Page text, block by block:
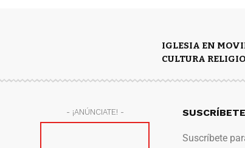
IGLESIA EN
CULTURA
- ¡ANÚNCIATE! - SUSCRÍBETE
Suscríbete